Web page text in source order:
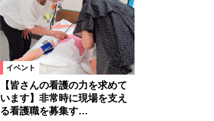
イベント
【皆さんの看護の力を求めて
います】非常時に現場を支え
る看護職を募集す…